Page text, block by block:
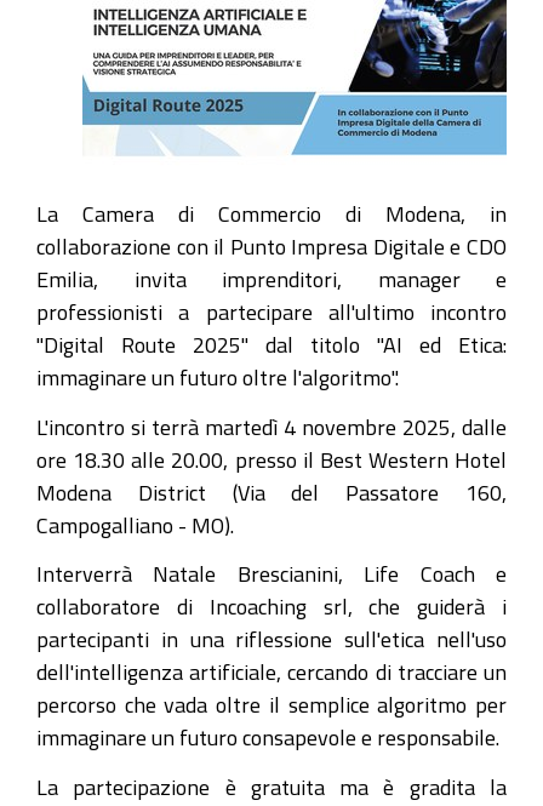
La Camera di Commercio di Modena, in
collaborazione con il Punto Impresa Digitale e CDO
Emilia, invita imprenditori, manager e
professionisti a partecipare all'ultimo incontro
"Digital Route 2025" dal titolo "AI ed Etica:
immaginare un futuro oltre l'algoritmo".
L'incontro si terrà martedì 4 novembre 2025, dalle
ore 18.30 alle 20.00, presso il Best Western Hotel
Modena District (Via del Passatore 160,
Campogalliano - MO).
Interverrà Natale Brescianini, Life Coach e
collaboratore di Incoaching srl, che guiderà i
partecipanti in una riflessione sull'etica nell'uso
dell'intelligenza artificiale, cercando di tracciare un
percorso che vada oltre il semplice algoritmo per
immaginare un futuro consapevole e responsabile.
La partecipazione è gratuita ma è gradita la